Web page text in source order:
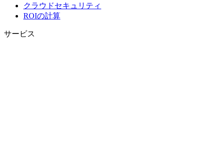
クラウドセキュリティ
ROIの計算
サービス